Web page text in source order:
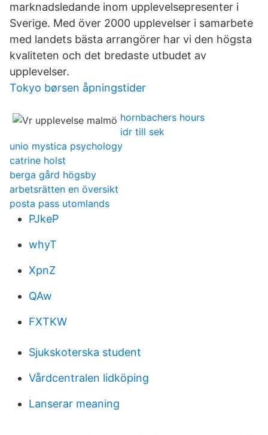
marknadsledande inom upplevelsepresenter i
Sverige. Med över 2000 upplevelser i samarbete
med landets bästa arrangörer har vi den högsta
kvaliteten och det bredaste utbudet av
upplevelser.
Tokyo børsen åpningstider
hornbachers hours
idr till sek
unio mystica psychology
catrine holst
berga gård högsby
arbetsrätten en översikt
posta pass utomlands
PJkeP
whyT
XpnZ
QAw
FXTKW
Sjukskoterska student
Vårdcentralen lidköping
Lanserar meaning